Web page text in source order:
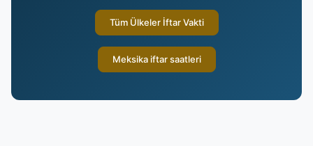
Tüm Ülkeler İftar Vakti
Meksika iftar saatleri